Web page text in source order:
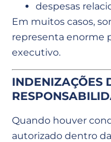
despesas
Em muitos casos,
representa enorme
executivo.
INDENIZAÇÕES
Quando houver
autorizado dentro